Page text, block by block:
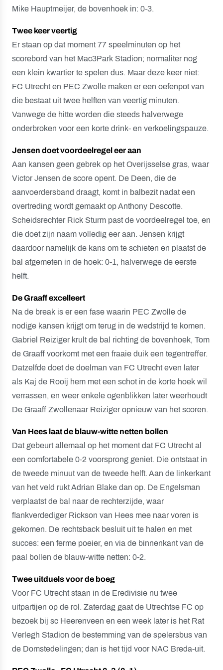
Mike Hauptmeijer, de bovenhoek in: 0-3.
Twee keer veertig
Er staan op dat moment 77 speelminuten op het
scorebord van het Mac3Park Stadion; normaliter nog
een klein kwartier te spelen dus. Maar deze keer niet:
FC Utrecht en PEC Zwolle maken er een oefenpot van
die bestaat uit twee helften van veertig minuten.
Vanwege de hitte worden die steeds halverwege
onderbroken voor een korte drink- en verkoelingspauze.
Jensen doet voordeelregel eer aan
Aan kansen geen gebrek op het Overijsselse gras, waar
Victor Jensen de score opent. De Deen, die de
aanvoerdersband draagt, komt in balbezit nadat een
overtreding wordt gemaakt op Anthony Descotte.
Scheidsrechter Rick Sturm past de voordeelregel toe, en
die doet zijn naam volledig eer aan. Jensen krijgt
daardoor namelijk de kans om te schieten en plaatst de
bal afgemeten in de hoek: 0-1, halverwege de eerste
helft.
De Graaff excelleert
Na de break is er een fase waarin PEC Zwolle de
nodige kansen krijgt om terug in de wedstrijd te komen.
Gabriel Reiziger krult de bal richting de bovenhoek, Tom
de Graaff voorkomt met een fraaie duik een tegentreffer.
Datzelfde doet de doelman van FC Utrecht even later
als Kaj de Rooij hem met een schot in de korte hoek wil
verrassen, en weer enkele ogenblikken later weerhoudt
De Graaff Zwollenaar Reiziger opnieuw van het scoren.
Van Hees laat de blauw-witte netten bollen
Dat gebeurt allemaal op het moment dat FC Utrecht al
een comfortabele 0-2 voorsprong geniet. Die ontstaat in
de tweede minuut van de tweede helft. Aan de linkerkant
van het veld rukt Adrian Blake dan op. De Engelsman
verplaatst de bal naar de rechterzijde, waar
flankverdediger Rickson van Hees mee naar voren is
gekomen. De rechtsback besluit uit te halen en met
succes: een ferme poeier, en via de binnenkant van de
paal bollen de blauw-witte netten: 0-2.
Twee uitduels voor de boeg
Voor FC Utrecht staan in de Eredivisie nu twee
uitpartijen op de rol. Zaterdag gaat de Utrechtse FC op
bezoek bij sc Heerenveen en een week later is het Rat
Verlegh Stadion de bestemming van de spelersbus van
de Domstedelingen; dan is het tijd voor NAC Breda-uit.